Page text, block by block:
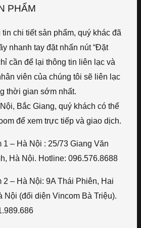
PHẨM
chi tiết sản phẩm, quý khác đã
nhanh tay đặt nhấn nút “Đặt
cần để lại thông tin liên lạc và
viên của chúng tôi sẽ liên lạc
thời gian sớm nhất.
Bắc Giang, quý khách có thể
để xem trực tiếp và giao dịch.
– Hà Nội : 25/73 Giang Văn
Hà Nội. Hotline: 096.576.8688
– Hà Nội: 9A Thái Phiên, Hai
Nội (đối diện Vincom Bà Triệu).